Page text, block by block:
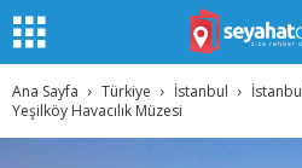
Ana Sayfa Türkiye İstanbul
Yeşilköy Havacılık Müzesi